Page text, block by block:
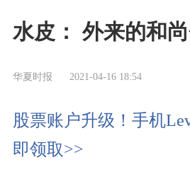
水皮： 外来的和
华夏时报 2021-04-16 18:54
股票账户升级！手机
即领取>>